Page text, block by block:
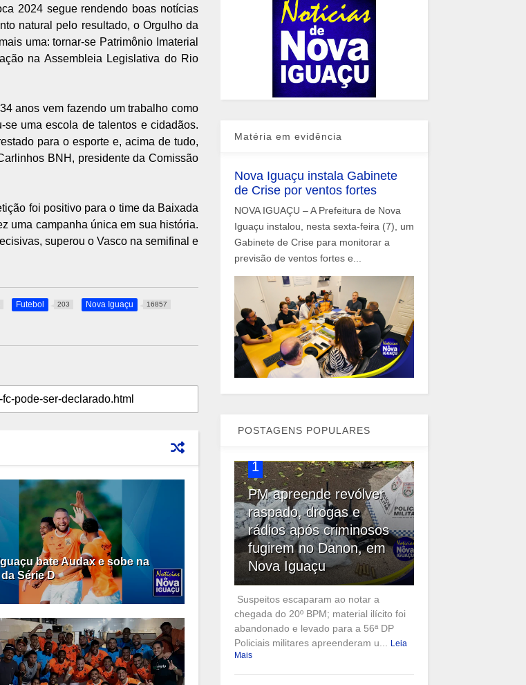
2024 segue rendendo boas notícias
natural pelo resultado, o Orgulho da
uma: tornar-se Patrimônio Imaterial
na Assembleia Legislativa do Rio
anos vem fazendo um trabalho como
uma escola de talentos e cidadãos.
para o esporte e, acima de tudo,
BNH, presidente da Comissão
foi positivo para o time da Baixada
uma campanha única em sua história.
superou o Vasco na semifinal e
Futebol 203 Nova Iguaçu 16857
bate Audax e sobe na
Série D
Matéria em evidência
Nova Iguaçu instala Gabinete
de Crise por ventos fortes
NOVA IGUAÇU – A Prefeitura de Nova
Iguaçu instalou, nesta sexta-feira (7), um
Gabinete de Crise para monitorar a
previsão de ventos fortes e...
POSTAGENS POPULARES
1
PM apreende revólver
raspado, drogas e
rádios após criminosos
fugirem no Danon, em
Nova Iguaçu
Suspeitos escaparam ao notar a
chegada do 20º BPM; material ilícito foi
abandonado e levado para a 56ª DP
Policiais militares apreenderam u...
Leia
Mais